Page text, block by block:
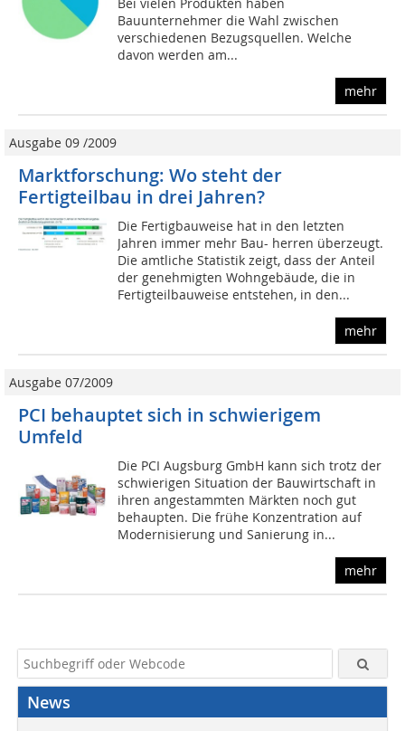
Bei vielen Produkten haben
Bauunternehmer die Wahl zwischen
verschiedenen Bezugsquellen. Welche
davon werden am...
mehr
Ausgabe 09 /2009
Marktforschung: Wo steht der
Fertigteilbau in drei Jahren?
Die Fertigbauweise hat in den letzten
Jahren immer mehr Bau- herren überzeugt.
Die amtliche Statistik zeigt, dass der Anteil
der genehmigten Wohngebäude, die in
Fertigteilbauweise entstehen, in den...
mehr
Ausgabe 07/2009
PCI behauptet sich in schwierigem
Umfeld
Die PCI Augsburg GmbH kann sich trotz der
schwierigen Situation der Bauwirtschaft in
ihren angestammten Märkten noch gut
behaupten. Die frühe Konzentration auf
Modernisierung und Sanierung in...
mehr
News